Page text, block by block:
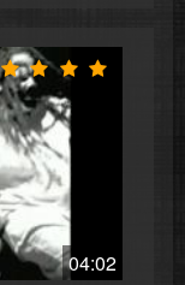
04:02